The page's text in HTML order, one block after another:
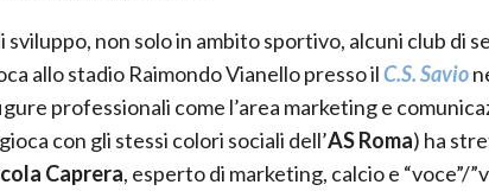
non solo in ambito sportivo, alcuni club di
allo stadio Raimondo Vianello presso ilC.S. Savio
professionali come l’area marketing e
con gli stessi colori sociali dell’AS Roma) ha
Caprera, esperto di marketing, calcio e “voce”/